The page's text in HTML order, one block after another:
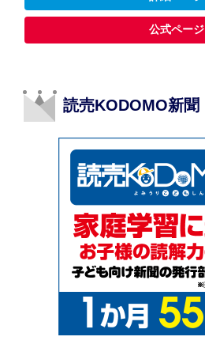
公式ページ
読売KODOMO新聞